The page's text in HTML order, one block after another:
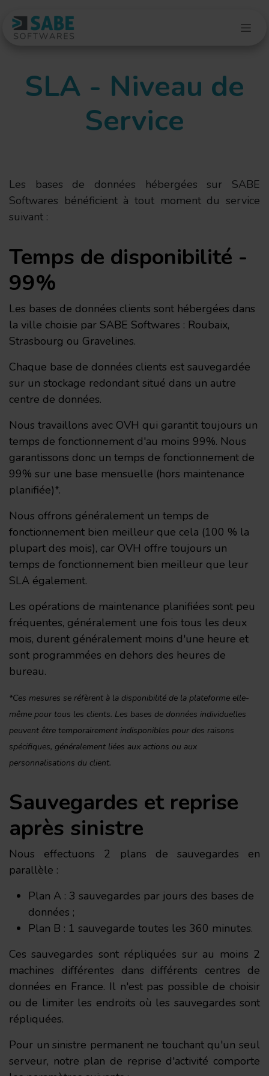
SLA - Niveau de
Service
Les bases de données hébergées sur SABE
Softwares bénéficient à tout moment du service
suivant :
Temps de disponibilité -
99%
Les bases de données clients sont hébergées dans
la ville choisie par SABE Softwares : Roubaix,
Strasbourg ou Gravelines.
Chaque base de données clients est sauvegardée
sur un stockage redondant situé dans un autre
centre de données.
Nous travaillons avec OVH qui garantit toujours un
temps de fonctionnement d'au moins 99%. Nous
garantissons donc un temps de fonctionnement de
99% sur une base mensuelle (hors maintenance
planifiée)*.
Nous offrons généralement un temps de
fonctionnement bien meilleur que cela (100 % la
plupart des mois), car OVH offre toujours un
temps de fonctionnement bien meilleur que leur
SLA également.
Les opérations de maintenance planifiées sont peu
fréquentes, généralement une fois tous les deux
mois, durent généralement moins d'une heure et
sont programmées en dehors des heures de
bureau.
*Ces mesures se réfèrent à la disponibilité de la plateforme elle-
même pour tous les clients. Les bases de données individuelles
peuvent être temporairement indisponibles pour des raisons
spécifiques, généralement liées aux actions ou aux
personnalisations du client.
Sauvegardes et reprise
après sinistre
Nous effectuons 2 plans de sauvegardes en
parallèle :
Plan A : 3 sauvegardes par jours des bases de
données ;
Plan B : 1 sauvegarde toutes les 360 minutes.
Ces sauvegardes sont répliquées sur au moins 2
machines différentes dans différents centres de
données en France. Il n'est pas possible de choisir
ou de limiter les endroits où les sauvegardes sont
répliquées.
Pour un sinistre permanent ne touchant qu'un seul
serveur, notre plan de reprise d'activité comporte